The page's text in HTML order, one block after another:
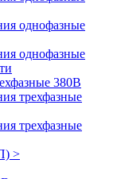
однофазные
однофазные
380В
трехфазные
трехфазные
>